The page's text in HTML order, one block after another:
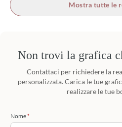
Mostra tutte le
Non trovi la grafica
Contattaci per richiedere la
personalizzata. Carica le tue
realizzare le tue
Nome